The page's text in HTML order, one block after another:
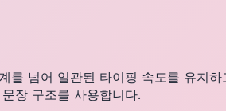
를 넘어 일관된 타이핑 속도를 유지하
장 구조를 사용합니다.